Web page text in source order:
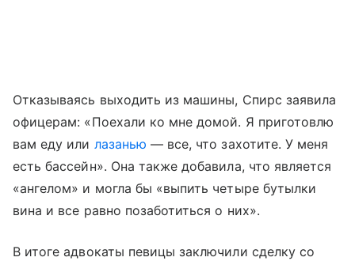
Отказываясь выходить из машины, Спирс заявила
офицерам: «Поехали ко мне домой. Я приготовлю
вам еду или лазанью — все, что захотите. У меня
есть бассейн». Она также добавила, что является
«ангелом» и могла бы «выпить четыре бутылки
вина и все равно позаботиться о них».
В итоге адвокаты певицы заключили сделку со